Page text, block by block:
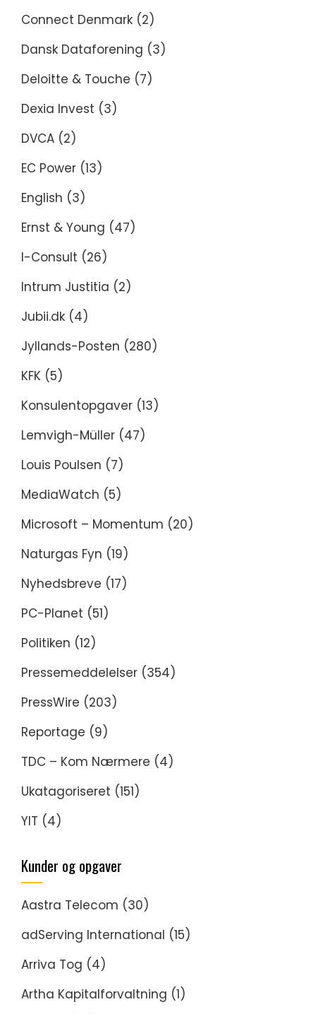
Connect Denmark (2)
Dansk Dataforening (3)
Deloitte & Touche (7)
Dexia Invest (3)
DVCA (2)
EC Power (13)
English (3)
Ernst & Young (47)
I-Consult (26)
Intrum Justitia (2)
Jubii.dk (4)
Jyllands-Posten (280)
KFK (5)
Konsulentopgaver (13)
Lemvigh-Müller (47)
Louis Poulsen (7)
MediaWatch (5)
Microsoft – Momentum (20)
Naturgas Fyn (19)
Nyhedsbreve (17)
PC-Planet (51)
Politiken (12)
Pressemeddelelser (354)
PressWire (203)
Reportage (9)
TDC – Kom Nærmere (4)
Ukatagoriseret (151)
YIT (4)
Kunder og opgaver
Aastra Telecom (30)
adServing International (15)
Arriva Tog (4)
Artha Kapitalforvaltning (1)